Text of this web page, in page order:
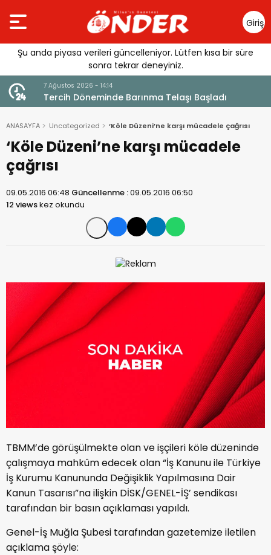
Giriş
Yap
Şu anda piyasa verileri güncelleniyor. Lütfen kısa bir süre
sonra tekrar deneyiniz.
7 Ağustos 2026 - 14:14
Tercih Döneminde Barınma Telaşı Başladı
ANASAYFA Uncategorized ‘Köle Düzeni’ne karşı mücadele çağrısı
‘Köle Düzeni’ne karşı mücadele
çağrısı
09.05.2016 06:48 Güncellenme :09.05.2016 06:50
12 viewskez okundu
TBMM’de görüşülmekte olan ve işçileri köle düzeninde
çalışmaya mahkûm edecek olan “İş Kanunu ile Türkiye
İş Kurumu Kanununda Değişiklik Yapılmasına Dair
Kanun Tasarısı”na ilişkin DİSK/GENEL-İŞ’ sendikası
tarafından bir basın açıklaması yapıldı.
Genel-İş Muğla Şubesi tarafından gazetemize iletilen
açıklama şöyle: